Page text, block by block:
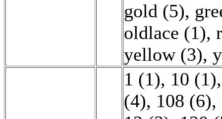
gold (5),
oldlace (1),
yellow (3),
1 (1), 10 (1)
(4), 108 (6),